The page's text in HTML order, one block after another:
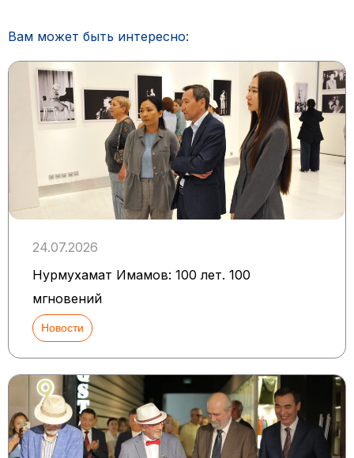
Вам может быть интересно:
24.07.2026
Нурмухамат Имамов: 100 лет. 100
мгновений
Новости